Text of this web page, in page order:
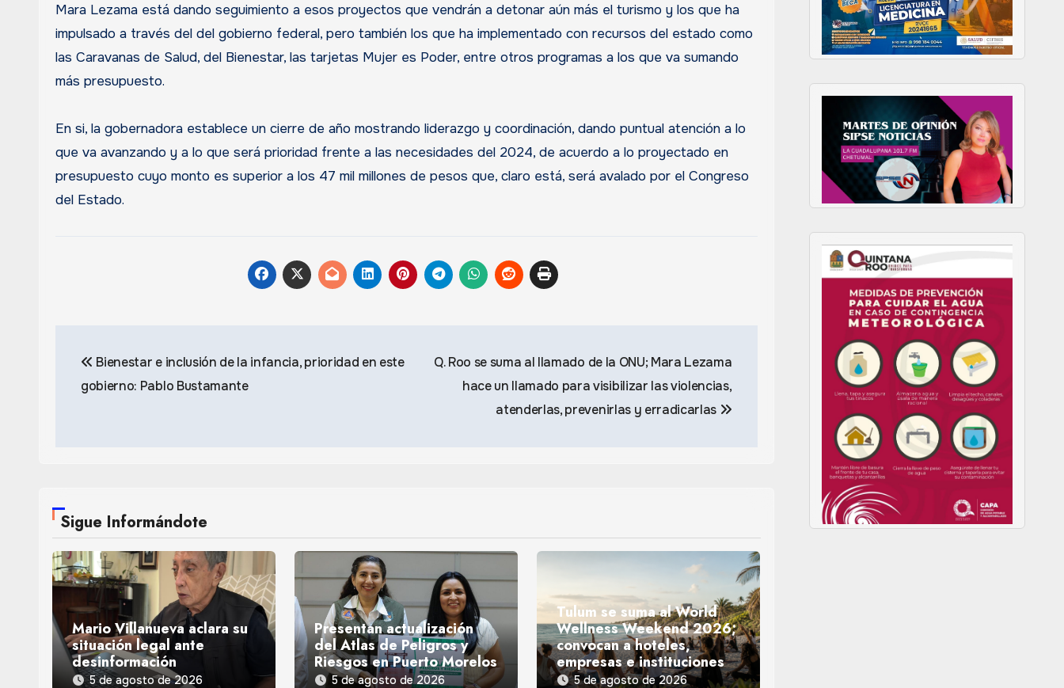
Mara Lezama está dando seguimiento a esos proyectos que vendrán a detonar aún más el turismo y los que ha
impulsado a través del del gobierno federal, pero también los que ha implementado con recursos del estado como
las Caravanas de Salud, del Bienestar, las tarjetas Mujer es Poder, entre otros programas a los que va sumando
más presupuesto.
En si, la gobernadora establece un cierre de año mostrando liderazgo y coordinación, dando puntual atención a lo
que va avanzando y a lo que será prioridad frente a las necesidades del 2024, de acuerdo a lo proyectado en
presupuesto cuyo monto es superior a los 47 mil millones de pesos que, claro está, será avalado por el Congreso
del Estado.
de
entradas
Bienestar e inclusión de la infancia, prioridad en este
gobierno: Pablo Bustamante
Q. Roo se suma al llamado de la ONU; Mara Lezama
hace un llamado para visibilizar las violencias,
atenderlas, prevenirlas y erradicarlas
Sigue Informándote
Mario Villanueva aclara su
situación legal ante
desinformación
5 de agosto de 2026
Presentan actualización
del Atlas de Peligros y
Riesgos en Puerto Morelos
5 de agosto de 2026
Tulum se suma al World
Wellness Weekend 2026;
convocan a hoteles,
empresas e instituciones
5 de agosto de 2026